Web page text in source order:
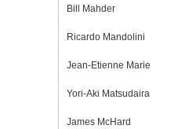
Bill Mahder
Ricardo Mandolini
Jean-Etienne Marie
Yori-Aki Matsudaira
James McHard